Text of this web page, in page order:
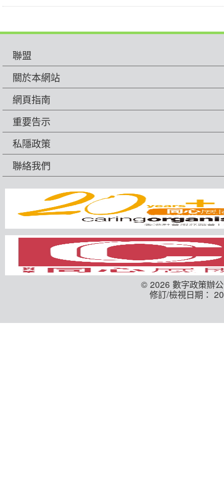
聯盟
關於本網站
網頁指南
重要告示
私隱政策
聯絡我們
© 2026 數字政策辦
修訂/檢視日期：